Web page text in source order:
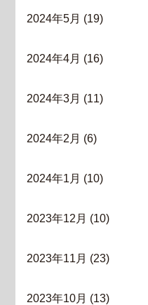
2024年5月 (19)
2024年4月 (16)
2024年3月 (11)
2024年2月 (6)
2024年1月 (10)
2023年12月 (10)
2023年11月 (23)
2023年10月 (13)